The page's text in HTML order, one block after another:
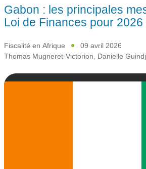
Gabon : les principales
Loi de Finances pour 2026
Fiscalité en Afrique
09 avril 2026
Thomas Mugneret-Victorion, Danielle